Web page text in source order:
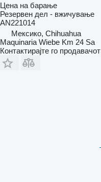
Цена на барање
Резервен дел - вжичување
AN221014
Мексико, Chihuahua
Maquinaria Wiebe Km 24 Sa
Контактирајте го продавачот